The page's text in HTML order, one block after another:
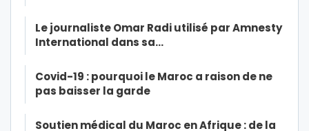
Le journaliste Omar Radi utilisé par Amnesty
International dans sa…
Covid-19 : pourquoi le Maroc a raison de ne
pas baisser la garde
Soutien médical du Maroc en Afrique : de la